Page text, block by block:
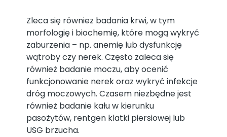
Zleca się również badania krwi, w tym
morfologię i biochemię, które mogą wykryć
zaburzenia – np. anemię lub dysfunkcję
wątroby czy nerek. Często zaleca się
również badanie moczu, aby ocenić
funkcjonowanie nerek oraz wykryć infekcje
dróg moczowych. Czasem niezbędne jest
również badanie kału w kierunku
pasożytów, rentgen klatki piersiowej lub
USG brzucha.